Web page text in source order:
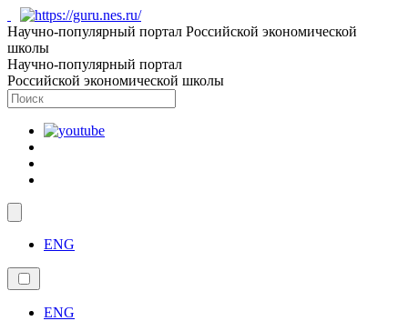
Научно-популярный портал Российской экономической
школы
Научно-популярный портал
Российской экономической школы
ENG
ENG